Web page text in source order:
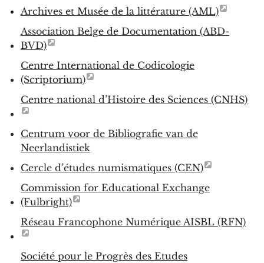
Archives et Musée de la littérature (AML)
Association Belge de Documentation (ABD-
BVD)
Centre International de Codicologie
(Scriptorium)
Centre national d’Histoire des Sciences (CNHS)
Centrum voor de Bibliografie van de
Neerlandistiek
Cercle d’études numismatiques (CEN)
Commission for Educational Exchange
(Fulbright)
Réseau Francophone Numérique AISBL (RFN)
Société pour le Progrès des Etudes